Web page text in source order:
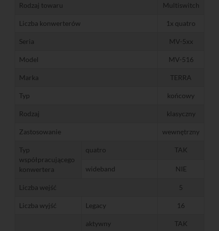
Rodzaj towaru Multiswitch
Liczba konwerterów 1x quatro
Seria MV-5xx
Model MV-516
Marka TERRA
Typ końcowy
Rodzaj klasyczny
Zastosowanie wewnętrzny
Typ
współpracującego
konwertera
quatro TAK
wideband NIE
Liczba wejść 5
Liczba wyjść Legacy 16
aktywny TAK